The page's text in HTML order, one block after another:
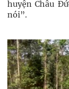
huyện Châu
nói”.